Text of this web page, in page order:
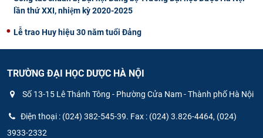
lần thứ XXI, nhiệm kỳ 2020-2025
Lễ trao Huy hiệu 30 năm tuổi Đảng
TRƯỜNG ĐẠI HỌC DƯỢC HÀ NỘI
Số 13-15 Lê Thánh Tông - Phường Cửa Nam - Thành phố Hà Nội
Điện thoại : (024) 382-545-39. Fax : (024) 3.826-4464, (024)
3933-2332